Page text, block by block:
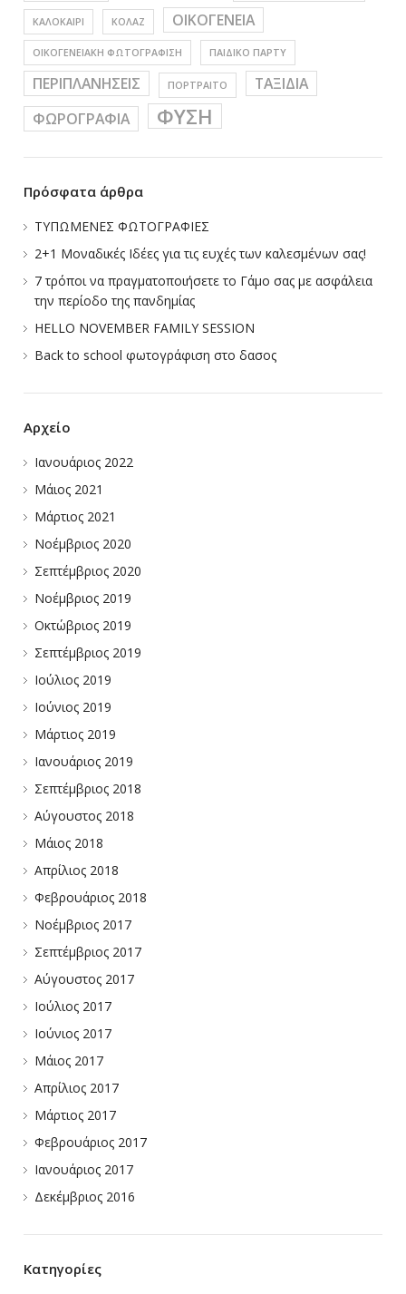
ΚΑΛΟΚΑΙΡΙ ΚΟΛΑΖ ΟΙΚΟΓΕΝΕΙΑ
ΟΙΚΟΓΕΝΕΙΑΚΗ ΦΩΤΟΓΡΑΦΙΣΗ ΠΑΙΔΙΚΟ ΠΑΡΤΥ
ΠΕΡΙΠΛΑΝΗΣΕΙΣ ΠΟΡΤΡΑΙΤΟ
ΤΑΞΙΔΙΑ
ΦΩΡΟΓΡΑΦΙΑ
ΦΥΣΗ
Πρόσφατα άρθρα
ΤΥΠΩΜΕΝΕΣ ΦΩΤΟΓΡΑΦΙΕΣ
2+1 Μοναδικές Ιδέες για τις ευχές των καλεσμένων σας!
7 τρόποι να πραγματοποιήσετε το Γάμο σας με ασφάλεια
την περίοδο της πανδημίας
HELLO NOVEMBER FAMILY SESSION
Back to school φωτογράφιση στο δασος
Αρχείο
Ιανουάριος 2022
Μάιος 2021
Μάρτιος 2021
Νοέμβριος 2020
Σεπτέμβριος 2020
Νοέμβριος 2019
Οκτώβριος 2019
Σεπτέμβριος 2019
Ιούλιος 2019
Ιούνιος 2019
Μάρτιος 2019
Ιανουάριος 2019
Σεπτέμβριος 2018
Αύγουστος 2018
Μάιος 2018
Απρίλιος 2018
Φεβρουάριος 2018
Νοέμβριος 2017
Σεπτέμβριος 2017
Αύγουστος 2017
Ιούλιος 2017
Ιούνιος 2017
Μάιος 2017
Απρίλιος 2017
Μάρτιος 2017
Φεβρουάριος 2017
Ιανουάριος 2017
Δεκέμβριος 2016
Kατηγορίες